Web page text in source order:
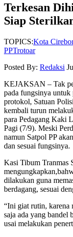
Terkesan
Siap
TOPICS:Kota
PPTrotoar
Posted By: Redaksi
KEJAKSAN – Tak
pada fungsinya untuk
protokol, Satuan
kembali turun
para Pedagang Kaki
Pagi (7/9). Meski
namun Satpol PP
dan sesuai fungsinya.
Kasi Tibum Tranmas
dilakukan guna
berdagang, sesuai
“Ini giat rutin, karena
saja ada yang bandel
usai melakukan